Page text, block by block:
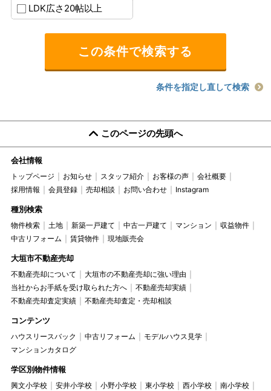
LDK広さ20帖以上
条件を指定し直して検索
このページの先頭へ
会社情報
トップページ お知らせ スタッフ紹介 お客様の声
会社概要
採用情報
会員登録 売却相談 お問い合わせ Instagram
種別検索
物件検索 土地 新築一戸建て 中古一戸建て マンション
収益物件
中古リフォーム
賃貸物件 現地販売会
大垣市不動産売却
不動産売却について
大垣市の不動産売却に強い理由
当社からお手紙を受け取られた方へ
不動産売却実績
不動産売却査定実績
不動産売却査定・売却相談
コンテンツ
ハウスリースバック 中古リフォーム
モデルハウス見学
マンションカタログ
学区別物件情報
興文小学校 安井小学校 小野小学校 東小学校 西小学校
南小学校